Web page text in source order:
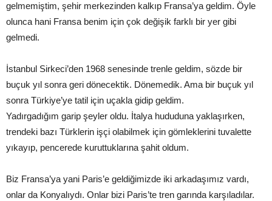
gelmemiştim, şehir merkezinden kalkıp Fransa’ya geldim. Öyle
olunca hani Fransa benim için çok değişik farklı bir yer gibi
gelmedi.
İstanbul Sirkeci’den 1968 senesinde trenle geldim, sözde bir
buçuk yıl sonra geri dönecektik. Dönemedik. Ama bir buçuk yıl
sonra Türkiye’ye tatil için uçakla gidip geldim.
Yadırgadığım garip şeyler oldu. İtalya hududuna yaklaşırken,
trendeki bazı Türklerin işçi olabilmek için gömleklerini tuvalette
yıkayıp, pencerede kuruttuklarına şahit oldum.
Biz Fransa’ya yani Paris’e geldiğimizde iki arkadaşımız vardı,
onlar da Konyalıydı. Onlar bizi Paris’te tren garında karşıladılar.